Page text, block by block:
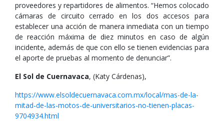
proveedores y repartidores de alimentos. “Hemos colocado
cámaras de circuito cerrado en los dos accesos para
establecer una acción de manera inmediata con un tiempo
de reacción máxima de diez minutos en caso de algún
incidente, además de que con ello se tienen evidencias para
el aporte de pruebas al momento de denunciar”.
El Sol de Cuernavaca, (Katy Cárdenas),
https://www.elsoldecuernavaca.com.mx/local/mas-de-la-
mitad-de-las-motos-de-universitarios-no-tienen-placas-
9704934.html